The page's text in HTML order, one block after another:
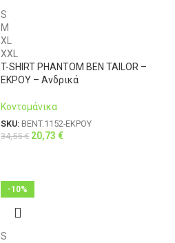
S
M
XL
XXL
T-SHIRT PHANTOM BEN TAILOR –
ΕΚΡΟΥ – Ανδρικά
Κοντομάνικα
SKU: BENT.1152-ΕΚΡΟΥ
34,55€ 20,73€
-10%
S